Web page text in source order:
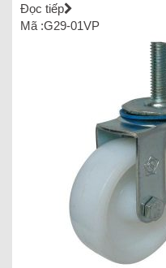
Đọc tiếp
Mã :G29-01VP